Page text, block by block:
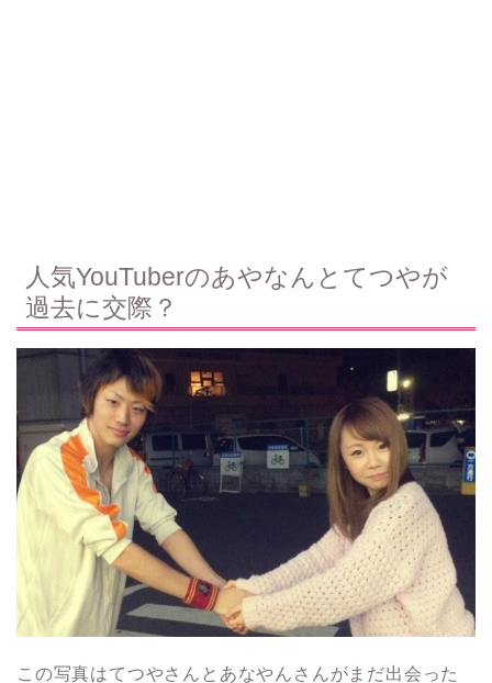
人気YouTuberのあやなんとてつやが
過去に交際？
この写真はてつやさんとあなやんさんがまだ出会った